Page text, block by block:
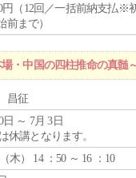
円（12回／一括前納支払※
前まで）
・中国の四柱推命の真髄
昌征
日 ～ 7月 3日
休講となります。
木） 14 ：50 ～ 16 ：10